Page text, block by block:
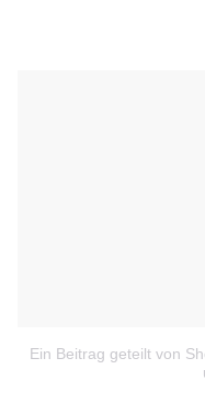
Ein Beitrag geteilt von